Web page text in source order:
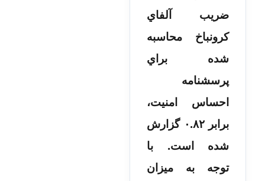
ضریب آلفاي
کرونباخ محاسبه
شده براي
پرسشنامه
احساس امنیت،
برابر ۰.۸۲ گزارش
شده است. با
توجه به میزان